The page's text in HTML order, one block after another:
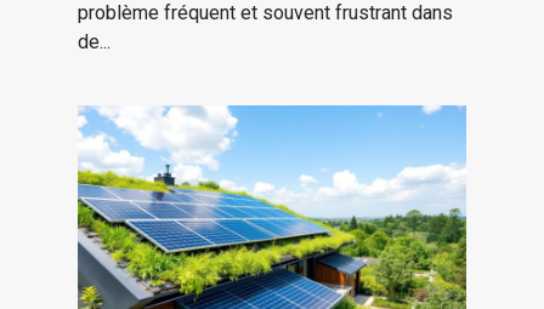
problème fréquent et souvent frustrant dans
de...